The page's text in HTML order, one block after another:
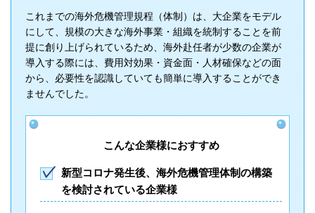
これまでの海外危機管理規程（体制）は、大企業をモデル
にして、規模の大きな海外事業・組織を統制することを前
提に創り上げられているため、海外赴任者が少数の企業が
導入する際には、費用対効果・資金面・人材確保などの面
から、必要性を認識していても簡単に導入することができ
ませんでした。
こんな企業様におすすめ
新型コロナ発生後、海外危機管理体制の構築
を検討されている企業様